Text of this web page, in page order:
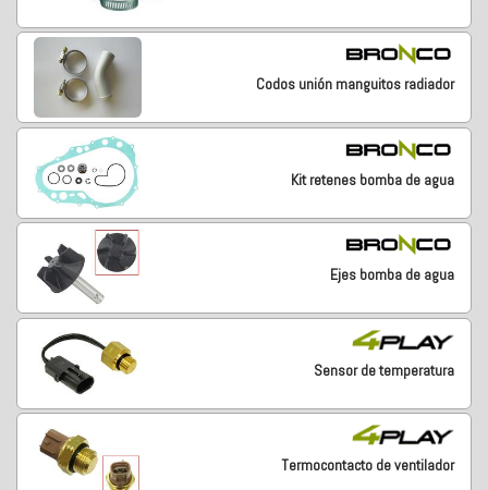
Codos unión manguitos radiador
Kit retenes bomba de agua
Ejes bomba de agua
Sensor de temperatura
Termocontacto de ventilador